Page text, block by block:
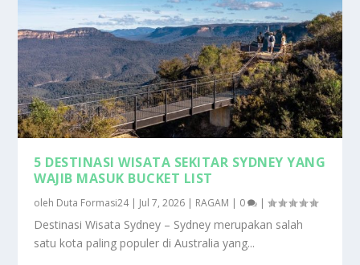
5 DESTINASI WISATA SEKITAR SYDNEY YANG
WAJIB MASUK BUCKET LIST
oleh Duta Formasi24| Jul 7, 2026 | RAGAM | 0 |
Destinasi Wisata Sydney – Sydney merupakan salah
satu kota paling populer di Australia yang...